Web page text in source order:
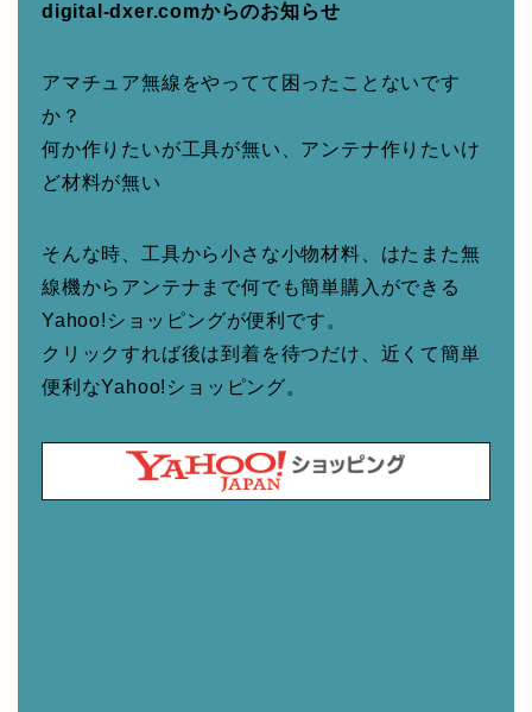
digital-dxer.comからのお知らせ
アマチュア無線をやってて困ったことないです
か？
何か作りたいが工具が無い、アンテナ作りたいけ
ど材料が無い
そんな時、工具から小さな小物材料、はたまた無
線機からアンテナまで何でも簡単購入ができる
Yahoo!ショッピングが便利です。
クリックすれば後は到着を待つだけ、近くて簡単
便利なYahoo!ショッピング。